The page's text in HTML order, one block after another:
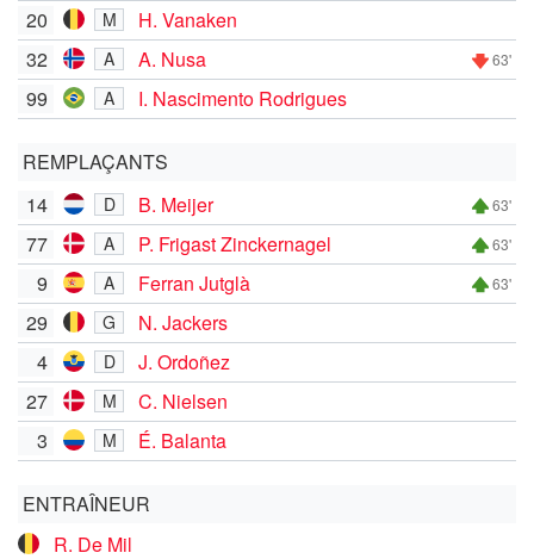
20 M
H. Vanaken
32
A A. Nusa 63'
99 A I. Nascimento Rodrigues
REMPLAÇANTS
14
D B. Meijer 63'
77 A P. Frigast Zinckernagel 63'
9 A Ferran Jutglà 63'
29 G
N. Jackers
4
D
J. Ordoñez
27
M
C. Nielsen
3
M É. Balanta
ENTRAÎNEUR
R. De Mil